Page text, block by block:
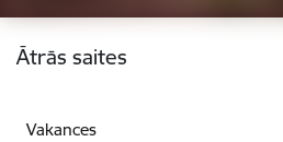
Kājene
Ātrās saites
Vakances